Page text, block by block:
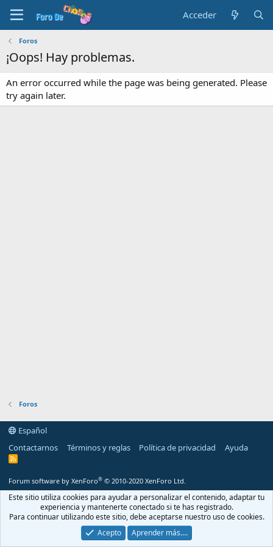
Acceder
Foros
¡Oops! Hay problemas.
An error occurred while the page was being generated. Please
try again later.
Foros
Español
Contactarnos
Términos y reglas Política de privacidad Ayuda
R
Forum software by XenForo® © 2010-2020 XenForo Ltd.
Este sitio utiliza cookies para ayudar a personalizar el contenido, adaptar tu
experiencia y mantenerte conectado si te has registrado.
Para continuar utilizando este sitio, debe aceptarse nuestro uso de cookies.
Acepto
Aprender más.…